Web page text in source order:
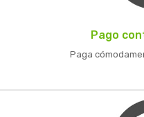
Pago
Paga